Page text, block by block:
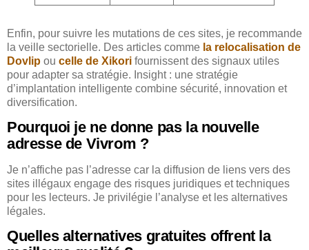
Enfin, pour suivre les mutations de ces sites, je recommande
la veille sectorielle. Des articles comme la relocalisation de
Dovlip ou celle de Xikori fournissent des signaux utiles
pour adapter sa stratégie. Insight : une stratégie
d’implantation intelligente combine sécurité, innovation et
diversification.
Pourquoi je ne donne pas la nouvelle
adresse de Vivrom ?
Je n’affiche pas l’adresse car la diffusion de liens vers des
sites illégaux engage des risques juridiques et techniques
pour les lecteurs. Je privilégie l’analyse et les alternatives
légales.
Quelles alternatives gratuites offrent la